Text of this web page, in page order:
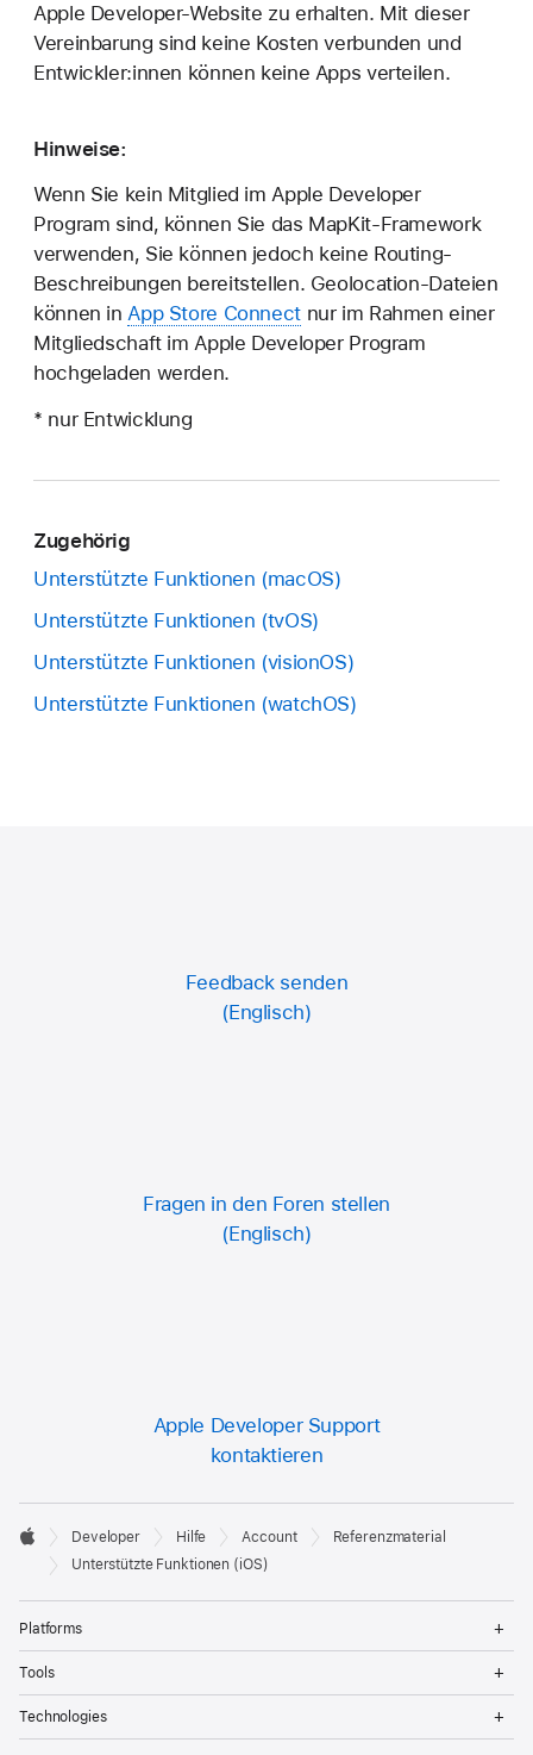
Apple Developer-Website zu erhalten. Mit dieser
Vereinbarung sind keine Kosten verbunden und
Entwickler:innen können keine Apps verteilen.
Hinweise:
Wenn Sie kein Mitglied im Apple Developer
Program sind, können Sie das MapKit-Framework
verwenden, Sie können jedoch keine Routing-
Beschreibungen bereitstellen. Geolocation-Dateien
können inApp Store Connectnur im Rahmen einer
Mitgliedschaft im Apple Developer Program
hochgeladen werden.
* nur Entwicklung
Zugehörig
Unterstützte Funktionen (macOS)
Unterstützte Funktionen (tvOS)
Unterstützte Funktionen (visionOS)
Unterstützte Funktionen (watchOS)
Feedback senden
Fragen in den Foren stellen
Apple Developer Support
kontaktieren
Developer
Footer

Apple
Developer Hilfe Account
Referenzmaterial
Unterstützte Funktionen (iOS)
Platforms
Tools
Technologies